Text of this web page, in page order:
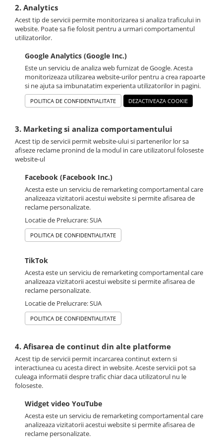
2. Analytics
Acest tip de servicii permite monitorizarea si analiza traficului in
website. Poate sa fie folosit pentru a urmari comportamentul
utilizatorilor.
Google Analytics (Google Inc.)
Este un serviciu de analiza web furnizat de Google. Acesta
monitorizeaza utilizarea website-urilor pentru a crea rapoarte
si ne ajuta sa imbunatatim experienta utilizatorilor in pagini.
POLITICA DE CONFIDENTIALITATE DEZACTIVEAZA COOKIE
3. Marketing si analiza comportamentului
Acest tip de servicii permit website-ului si partenerilor lor sa
afiseze reclame pronind de la modul in care utilizatorul foloseste
website-ul
Facebook (Facebook Inc.)
Acesta este un serviciu de remarketing comportamental care
analizeaza vizitatorii acestui website si permite afisarea de
reclame personalizate.
Locatie de Prelucrare: SUA
POLITICA DE CONFIDENTIALITATE
TikTok
Acesta este un serviciu de remarketing comportamental care
analizeaza vizitatorii acestui website si permite afisarea de
reclame personalizate.
Locatie de Prelucrare: SUA
POLITICA DE CONFIDENTIALITATE
4. Afisarea de continut din alte platforme
Acest tip de servicii permit incarcarea continut extern si
interactiunea cu acesta direct in website. Aceste servicii pot sa
culeaga informatii despre trafic chiar daca utilizatorul nu le
foloseste.
Widget video YouTube
Acesta este un serviciu de remarketing comportamental care
analizeaza vizitatorii acestui website si permite afisarea de
reclame personalizate.